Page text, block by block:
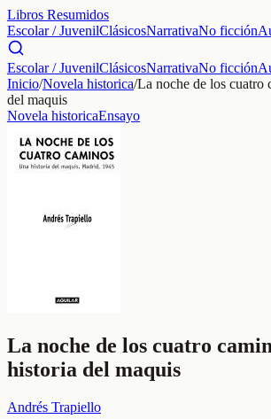
Libros Resumidos
Escolar / JuvenilClásicosNarrativaNo ficción
Escolar / JuvenilClásicosNarrativaNo ficción
Inicio/Novela historica/La noche de los cuatro
del maquis
Novela historicaEnsayo
La noche de los cuatro
historia del maquis
Andrés Trapiello